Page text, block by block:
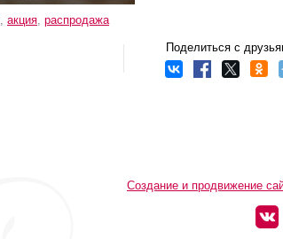
, акция, распродажа
Поделиться с
Создание и продвижение